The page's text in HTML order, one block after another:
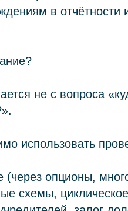
в отчётности
не с вопроса
использовать
опционы,
схемы,